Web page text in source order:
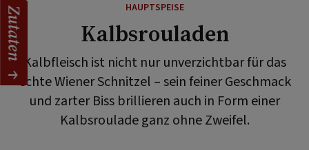
HAUPTSPEISE
Kalbsrouladen
Kalbfleisch ist nicht nur unverzichtbar für das
echte Wiener Schnitzel – sein feiner Geschmack
und zarter Biss brillieren auch in Form einer
Kalbsroulade ganz ohne Zweifel.
Zutaten